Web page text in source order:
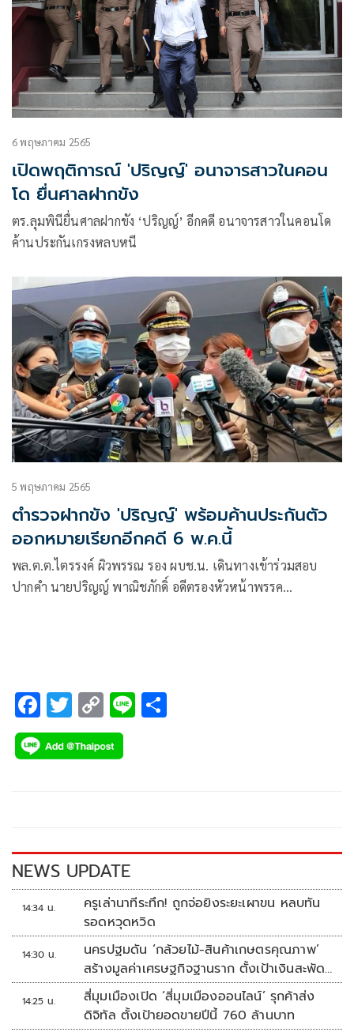
6 พฤษภาคม 2565
เปิดพฤติการณ์ 'ปริญญ์' อนาจารสาวในคอน
โด ยื่นศาลฝากขัง
ตร.ลุมพินียื่นศาลฝากขัง ‘ปริญญ์’ อีกคดี อนาจารสาวในคอนโด
ค้านประกันเกรงหลบหนี
5 พฤษภาคม 2565
ตำรวจฝากขัง 'ปริญญ์' พร้อมค้านประกันตัว
ออกหมายเรียกอีกคดี 6 พ.ค.นี้
พล.ต.ต.ไตรรงค์ ผิวพรรณ รอง ผบช.น. เดินทางเข้าร่วมสอบ
ปากคำ นายปริญญ์ พาณิชภักดิ์ อดีตรองหัวหน้าพรรค
F
ac
e
k
T
wi
tt
C
o
p
k
Li
NEWS UPDATE
14:34 น.
ครูเล่านาทีระทึก! ถูกจ่อยิงระยะเผาขน หลบทัน
รอดหวุดหวิด
14:30 น.
นครปฐมดัน ‘กล้วยไม้-สินค้าเกษตรคุณภาพ’
สร้างมูลค่าเศรษฐกิจฐานราก ตั้งเป้าเงินสะพัด
10 ล้านบาท
14:25 น.
สี่มุมเมืองเปิด ‘สี่มุมเมืองออนไลน์’ รุกค้าส่ง
ดิจิทัล ตั้งเป้ายอดขายปีนี้ 760 ล้านบาท